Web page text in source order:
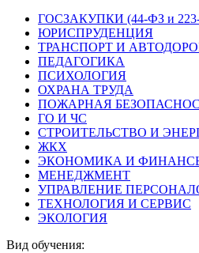
ГОСЗАКУПКИ (44-ФЗ и
ЮРИСПРУДЕНЦИЯ
ТРАНСПОРТ И
ПЕДАГОГИКА
ПСИХОЛОГИЯ
ОХРАНА ТРУДА
ПОЖАРНАЯ
ГО И ЧС
СТРОИТЕЛЬСТВО И
ЖКХ
ЭКОНОМИКА И
МЕНЕДЖМЕНТ
УПРАВЛЕНИЕ
ТЕХНОЛОГИЯ И СЕРВИС
ЭКОЛОГИЯ
Вид обучения: